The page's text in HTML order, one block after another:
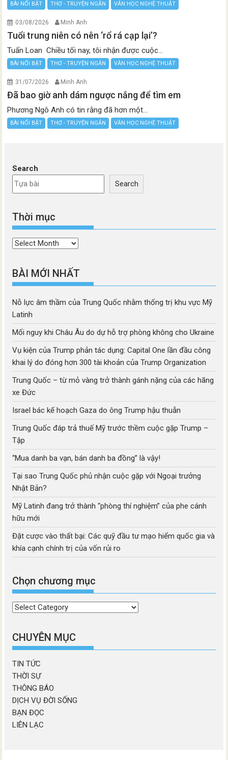
BÀI NỔI BẬT THƠ - TRUYỆN NGẮN VĂN HỌC NGHỆ THUẬT
03/08/2026 Minh Anh
Tuổi trung niên có nên ‘rổ rá cạp lại’?
Tuấn Loan Chiều tối nay, tôi nhận được cuộc...
BÀI NỔI BẬT THƠ - TRUYỆN NGẮN VĂN HỌC NGHỆ THUẬT
31/07/2026 Minh Anh
Đã bao giờ anh dám ngược nắng để tìm em
Phương Ngô Anh có tin rằng đã hơn một...
BÀI NỔI BẬT THƠ - TRUYỆN NGẮN VĂN HỌC NGHỆ THUẬT
Search
Search
Thời mục
Thời
BÀI MỚI NHẤT
Nỗ lực âm thầm của Trung Quốc nhằm thống trị khu vực Mỹ
Latinh
Mối nguy khi Châu Âu do dự hỗ trợ phòng không cho Ukraine
Vụ kiện của Trump phản tác dụng: Capital One lần đầu công
khai lý do đóng hơn 300 tài khoản của Trump Organization
Trung Quốc – từ mỏ vàng trở thành gánh nặng của các hãng
xe Đức
Israel bác kế hoạch Gaza do ông Trump hậu thuẫn
Trung Quốc đáp trả thuế Mỹ trước thềm cuộc gặp Trump –
Tập
“Mua danh ba vạn, bán danh ba đồng” là vậy!
Tại sao Trung Quốc phủ nhận cuộc gặp với Ngoại trưởng
Nhật Bản?
Mỹ Latinh đang trở thành “phòng thí nghiệm” của phe cánh
hữu mới
Đặt cược vào thất bại: Các quỹ đầu tư mạo hiểm quốc gia và
khía cạnh chính trị của vốn rủi ro
Chọn chương mục
Chọn
mục
CHUYÊN MỤC
TIN TỨC
THỜI SỰ
THÔNG BÁO
DỊCH VỤ ĐỜI SỐNG
BẠN ĐỌC
LIÊN LẠC